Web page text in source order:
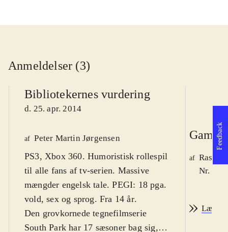
Anmeldelser (3)
Bibliotekernes vurdering
d. 25. apr. 2014
af Peter Martin Jørgensen
PS3, Xbox 360. Humoristisk rollespil
til alle fans af tv-serien. Massive
mængder engelsk tale. PEGI: 18 pga.
vold, sex og sprog. Fra 14 år.
Den grovkornede tegnefilmserie
South Park har 17 sæsoner bag sig,
Game
af
Nr.
Læs
Feedback